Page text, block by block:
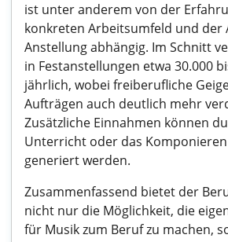
ist unter anderem von der
konkreten Arbeitsumfeld und der
Anstellung abhängig. Im Schnitt
in Festanstellungen etwa 30.000
jährlich, wobei freiberufliche
Aufträgen auch deutlich mehr
Zusätzliche Einnahmen können
Unterricht oder das
generiert werden.
Zusammenfassend bietet der
nicht nur die Möglichkeit, die
für Musik zum Beruf zu machen,